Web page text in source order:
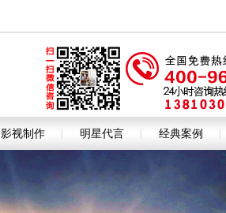
影视制作 明星代言 经典案例